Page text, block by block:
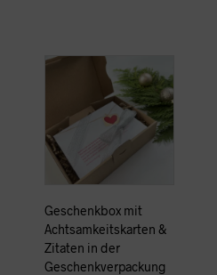
Geschenkbox mit
Achtsamkeitskarten &
Zitaten in der
Geschenkverpackung